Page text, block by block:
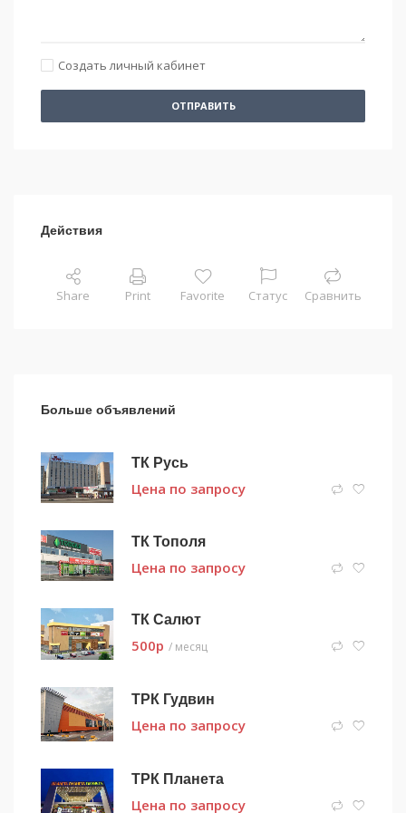
Создать личный кабинет
ОТПРАВИТЬ
Действия
Share Print Favorite Статус Сравнить
Больше объявлений
ТК Русь
Цена по запросу
ТК Тополя
Цена по запросу
ТК Салют
500p / месяц
ТРК Гудвин
Цена по запросу
ТРК Планета
Цена по запросу